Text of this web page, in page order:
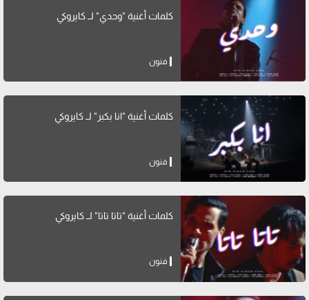
كلمات أغنية "وحدي" لــ كايروكي
فنون
كلمات أغنية "انا بكبر" لــ كايروكي
فنون
كلمات أغنية "تاتا تاتا" لــ كايروكي
فنون